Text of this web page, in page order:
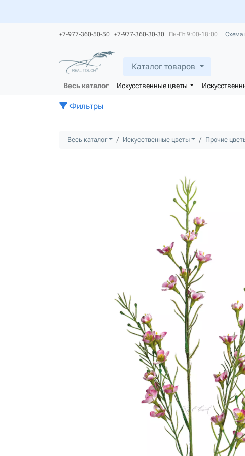
+7-977-360-50-50 +7-977-360-30-30 Пн-Пт 9:00-18:00 Схема
Каталог товаров
Весь каталог Искусственные цветы
Фильтры
Весь каталог Искусственные цветы Прочие